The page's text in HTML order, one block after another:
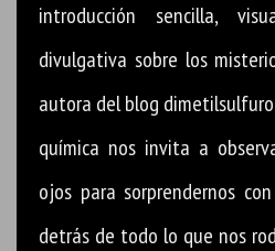
introducción sencilla,
divulgativa sobre los
autora del blog
química nos invita a
ojos para sorprendernos
detrás de todo lo que nos